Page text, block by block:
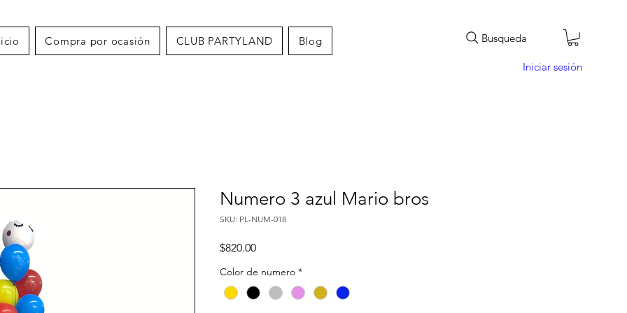
Compra por ocasión CLUB PARTYLAND Blog Busqueda
Iniciar sesión
Numero 3 azul Mario bros
SKU: PL-NUM-018
$820.00Precio
Color de numero *